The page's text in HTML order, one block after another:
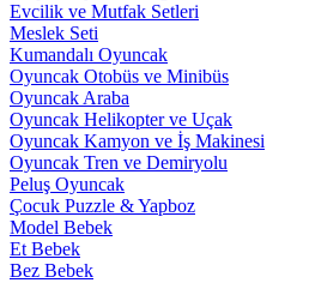
Evcilik ve Mutfak Setleri
Meslek Seti
Kumandalı Oyuncak
Oyuncak Otobüs ve Minibüs
Oyuncak Araba
Oyuncak Helikopter ve Uçak
Oyuncak Kamyon ve İş Makinesi
Oyuncak Tren ve Demiryolu
Peluş Oyuncak
Çocuk Puzzle & Yapboz
Model Bebek
Et Bebek
Bez Bebek